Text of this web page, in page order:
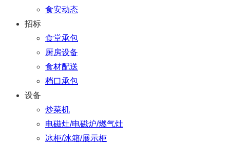
食安动态
招标
食堂承包
厨房设备
食材配送
档口承包
设备
炒菜机
电磁灶/电磁炉/燃气灶
冰柜/冰箱/展示柜